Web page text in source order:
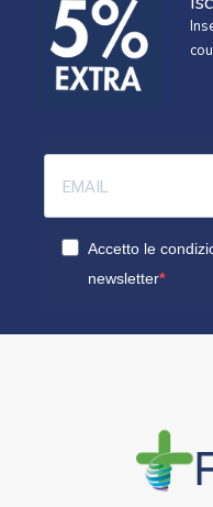
Accetto le
newsletter